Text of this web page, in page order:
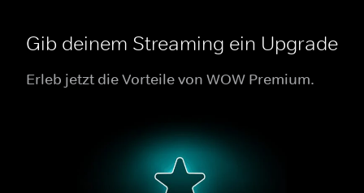
Gib deinem Streaming ein Upgrade
Erleb jetzt die Vorteile von WOW Premium.